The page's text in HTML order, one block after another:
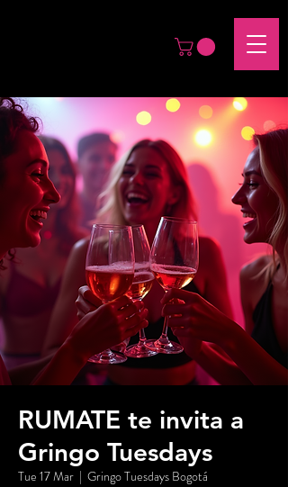
RUMATE te invita a
Gringo Tuesdays
Tue 17 Mar
  |
Gringo Tuesdays Bogotá